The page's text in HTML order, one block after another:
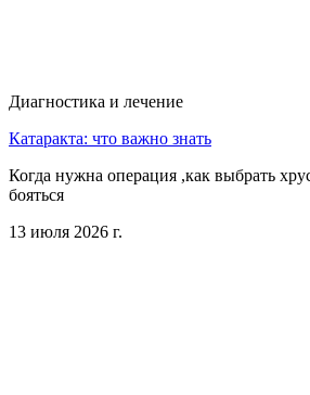
Диагностика и лечение
Катаракта: что важно знать
Когда нужна операция ,как выбрать
бояться
13 июля 2026 г.